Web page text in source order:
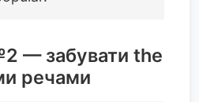
— забувати the
речами